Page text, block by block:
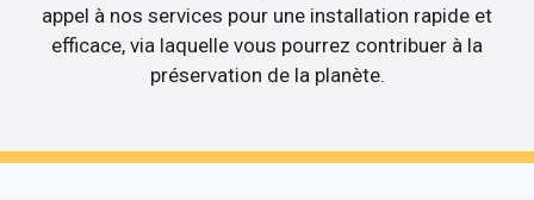
appel à nos services pour une installation rapide et
efficace, via laquelle vous pourrez contribuer à la
préservation de la planète.